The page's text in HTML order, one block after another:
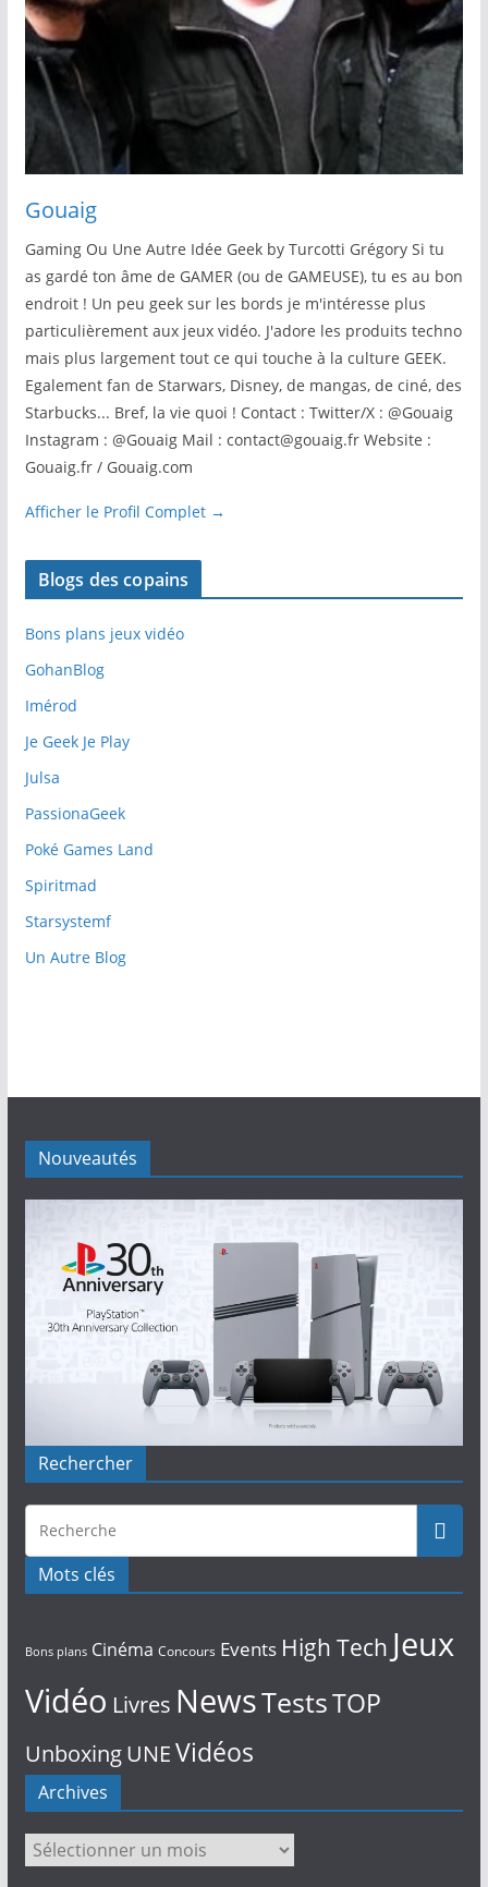
Gouaig
Gaming Ou Une Autre Idée Geek by Turcotti Grégory Si tu
as gardé ton âme de GAMER (ou de GAMEUSE), tu es au bon
endroit ! Un peu geek sur les bords je m'intéresse plus
particulièrement aux jeux vidéo. J'adore les produits techno
mais plus largement tout ce qui touche à la culture GEEK.
Egalement fan de Starwars, Disney, de mangas, de ciné, des
Starbucks... Bref, la vie quoi ! Contact : Twitter/X : @Gouaig
Instagram : @Gouaig Mail : contact@gouaig.fr Website :
Gouaig.fr / Gouaig.com
Afficher le Profil Complet →
Blogs des copains
Bons plans jeux vidéo
GohanBlog
Imérod
Je Geek Je Play
Julsa
PassionaGeek
Poké Games Land
Spiritmad
Starsystemf
Un Autre Blog
Nouveautés
Rechercher
Mots clés
Bons plans Cinéma Concours Events High Tech Jeux
Vidéo Livres NewsTestsTOP
UnboxingUNEVidéos
Archives
Archives